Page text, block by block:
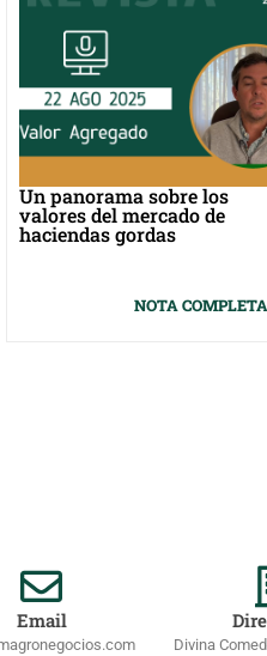
Un panorama sobre los
valores del mercado de
haciendas gordas
NOTA COMPLETA
Email
Divina